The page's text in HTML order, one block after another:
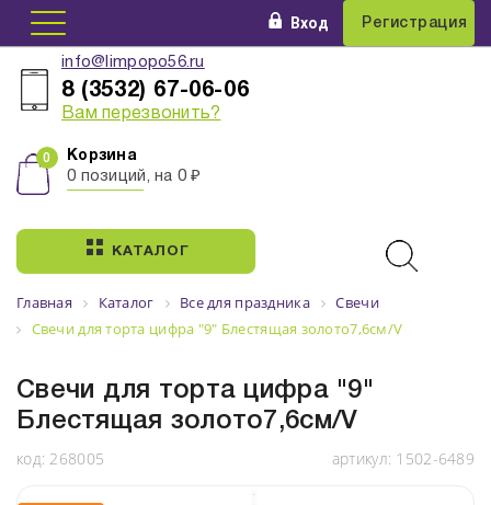
Вход Регистрация
info@limpopo56.ru
8 (3532) 67-06-06
Вам перезвонить?
Корзина
0 позиций, на 0 ₽
КАТАЛОГ
Главная Каталог Все для праздника
Свечи
Свечи для торта цифра "9" Блестящая золото7,6см/V
Свечи для торта цифра "9"
Блестящая золото7,6см/V
код: 268005 артикул: 1502-6489